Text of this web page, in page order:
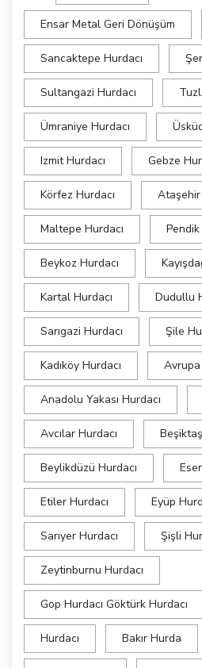
Ensar Metal Geri Dönüşüm
Sancaktepe Hurdacı
Sultangazi Hurdacı
Ümraniye Hurdacı
Izmit Hurdacı Gebze
Körfez Hurdacı Ataşehir
Maltepe Hurdacı Pendik
Beykoz Hurdacı
Kartal Hurdacı Dudullu
Sarıgazi Hurdacı Şile
Kadıköy Hurdacı Avrupa
Anadolu Yakası Hurdacı
Avcılar Hurdacı
Beylikdüzü Hurdacı
Etiler Hurdacı Eyüp
Sarıyer Hurdacı Şişli
Zeytinburnu Hurdacı
Gop Hurdacı Göktürk Hurdacı
Hurdacı Bakır Hurda